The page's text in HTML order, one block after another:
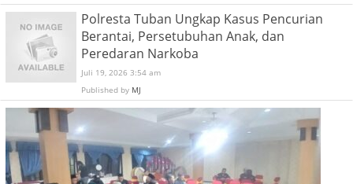
Polresta Tuban Ungkap Kasus Pencurian
Berantai, Persetubuhan Anak, dan
Peredaran Narkoba
Juli 19, 2026 3:54 am
Published by MJ